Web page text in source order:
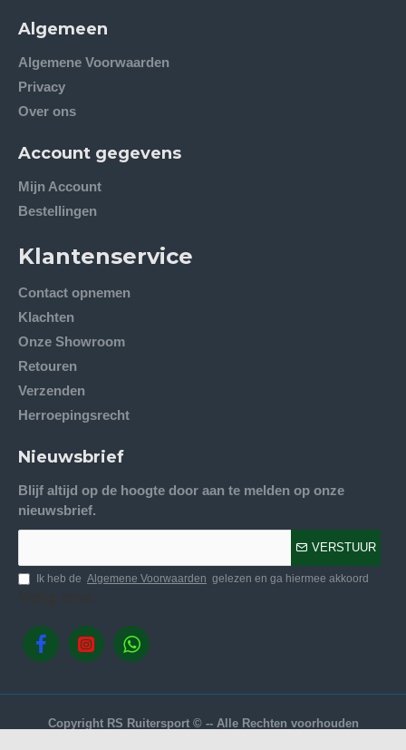
Algemeen
Algemene Voorwaarden
Privacy
Over ons
Account gegevens
Mijn Account
Bestellingen
Klantenservice
Contact opnemen
Klachten
Onze Showroom
Retouren
Verzenden
Herroepingsrecht
Nieuwsbrief
Blijf altijd op de hoogte door aan te melden op onze
nieuwsbrief.
VERSTUUR
Ik heb de Algemene Voorwaarden gelezen en ga hiermee akkoord
Copyright RS Ruitersport © -- Alle Rechten voorhouden